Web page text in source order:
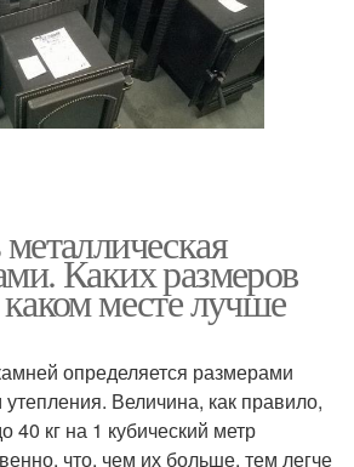
Каких размеров
месте лучше
определяется размерами
Величина, как правило,
40 кг на 1 кубический метр
что, чем их больше, тем легче